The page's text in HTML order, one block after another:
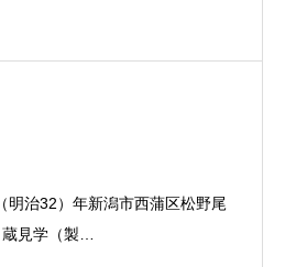
治32）年新潟市西蒲区松野尾
見学（製…